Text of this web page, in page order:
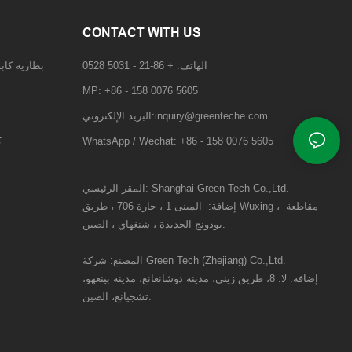
بطارية
CONTACT WITH US
MP: +86 - 158 0076 5605
البريد الإلكتروني:inquiry@greenteche.com
WhatsApp / Wechat: +86 - 158 0076 5605
المقر الرئيسي: Shanghai Green Tech Co.,Ltd.
إضافة: المبنى 1 ، حارة 706 ، طريق Wuxing ،
المصنع: شركة Green Tech (Zhejiang) Co.,Ltd.
إضافة:
لا. 8، طريق زيني، مدينة دوشانغانغ، مدينة بينغهو،